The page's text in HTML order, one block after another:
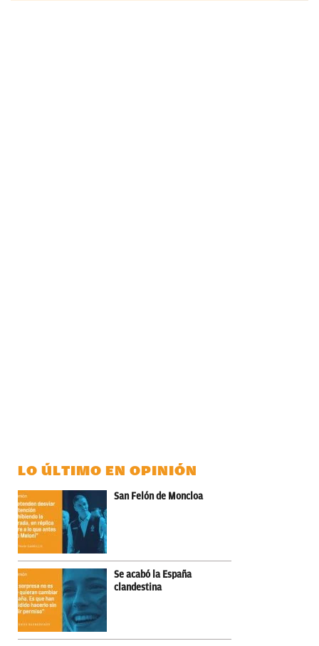
LO ÚLTIMO EN OPINIÓN
San Felón de Moncloa
Se acabó la España
clandestina